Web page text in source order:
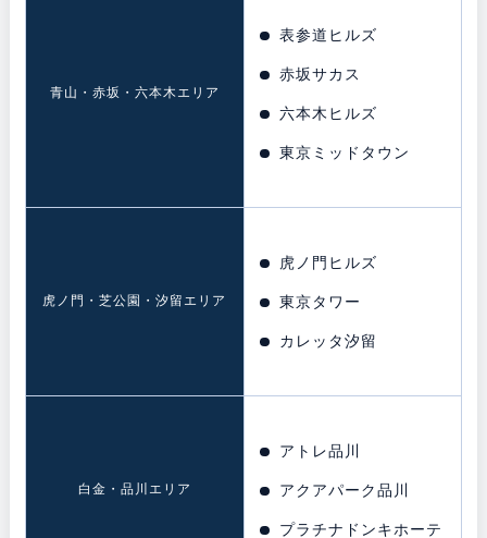
青山・赤坂・六本木エリア
表参道ヒルズ
赤坂サカス
六本木ヒルズ
東京ミッドタウン
虎ノ門・芝公園・汐留エリア
虎ノ門ヒルズ
東京タワー
カレッタ汐留
白金・品川エリア
アトレ品川
アクアパーク品川
プラチナドンキホーテ